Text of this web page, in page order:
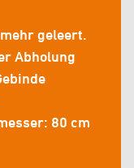
geleert.
Abholung
80 cm